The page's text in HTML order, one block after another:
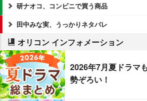
研ナオコ、コンビニで買う商品
田中みな実、うっかりネタバレ
オリコン インフォメーション
2026年7月夏ドラマ
勢ぞろい！